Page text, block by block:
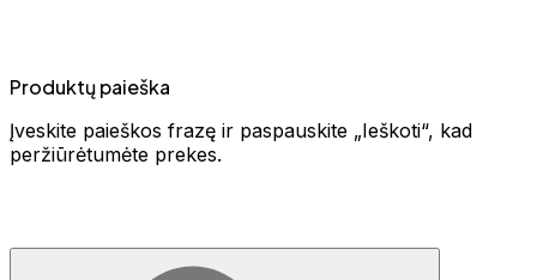
Produktų paieška
Įveskite paieškos frazę ir paspauskite „Ieškoti“, kad
peržiūrėtumėte prekes.